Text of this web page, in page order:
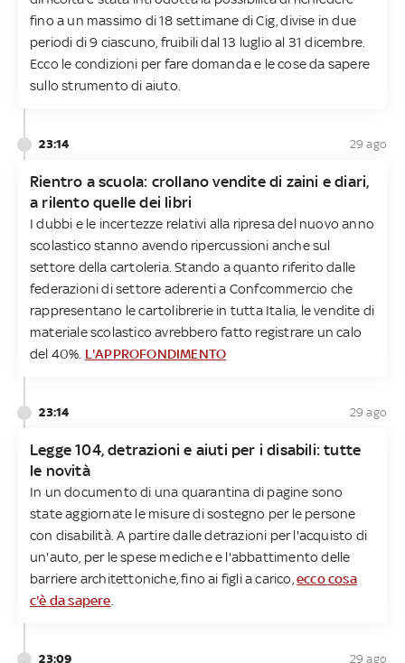
fino a un massimo di 18 settimane di Cig, divise in due
periodi di 9 ciascuno, fruibili dal 13 luglio al 31 dicembre.
Ecco le condizioni per fare domanda e le cose da sapere
sullo strumento di aiuto.
23:14 29 ago
Rientro a scuola: crollano vendite di zaini e diari,
a rilento quelle dei libri
I dubbi e le incertezze relativi alla ripresa del nuovo anno
scolastico stanno avendo ripercussioni anche sul
settore della cartoleria. Stando a quanto riferito dalle
federazioni di settore aderenti a Confcommercio che
rappresentano le cartolibrerie in tutta Italia, le vendite di
materiale scolastico avrebbero fatto registrare un calo
del 40%. L'APPROFONDIMENTO
23:14 29 ago
Legge 104, detrazioni e aiuti per i disabili: tutte
le novità
In un documento di una quarantina di pagine sono
state aggiornate le misure di sostegno per le persone
con disabilità. A partire dalle detrazioni per l'acquisto di
un'auto, per le spese mediche e l'abbattimento delle
barriere architettoniche, fino ai figli a carico, ecco cosa
c'è da sapere
23:09 29 ago